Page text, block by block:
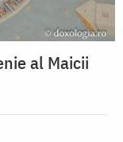
al Maicii